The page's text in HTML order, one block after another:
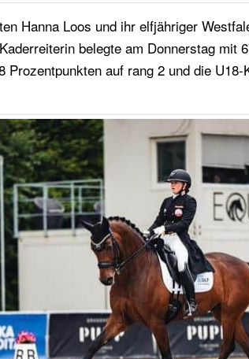
Hanna Loos und ihr elfjähriger
belegte am Donnerstag mit
Prozentpunkten auf rang 2 und die